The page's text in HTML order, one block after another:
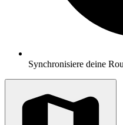
Synchronisiere deine